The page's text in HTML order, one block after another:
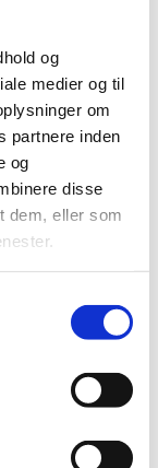
og
medier og til
om
partnere inden
og
disse
dem, eller som
nogle af de